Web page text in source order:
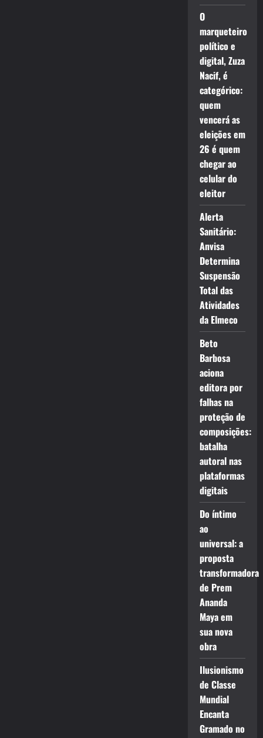
O
marqueteiro
político e
digital, Zuza
Nacif, é
categórico:
quem
vencerá as
eleições em
26 é quem
chegar ao
celular do
eleitor
Alerta
Sanitário:
Anvisa
Determina
Suspensão
Total das
Atividades
da Elmeco
Beto
Barbosa
aciona
editora por
falhas na
proteção de
composições:
batalha
autoral nas
plataformas
digitais
Do íntimo
ao
universal: a
proposta
transformadora
de Prem
Ananda
Maya em
sua nova
obra
Ilusionismo
de Classe
Mundial
Encanta
Gramado no